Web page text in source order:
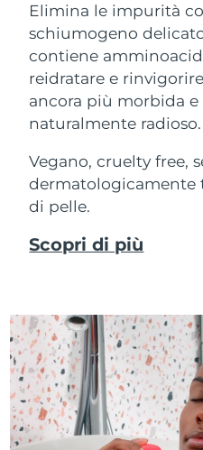
Elimina le impurità
schiumogeno
contiene
reidratare e
ancora più morbida e
naturalmente radioso.
Vegano, cruelty free,
dermatologicamente
di pelle.
Scopri di più